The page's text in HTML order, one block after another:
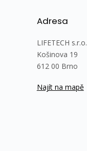
Adresa
LIFETECH s.r.o.
Košinova 19
612 00 Brno
Najít na mapě